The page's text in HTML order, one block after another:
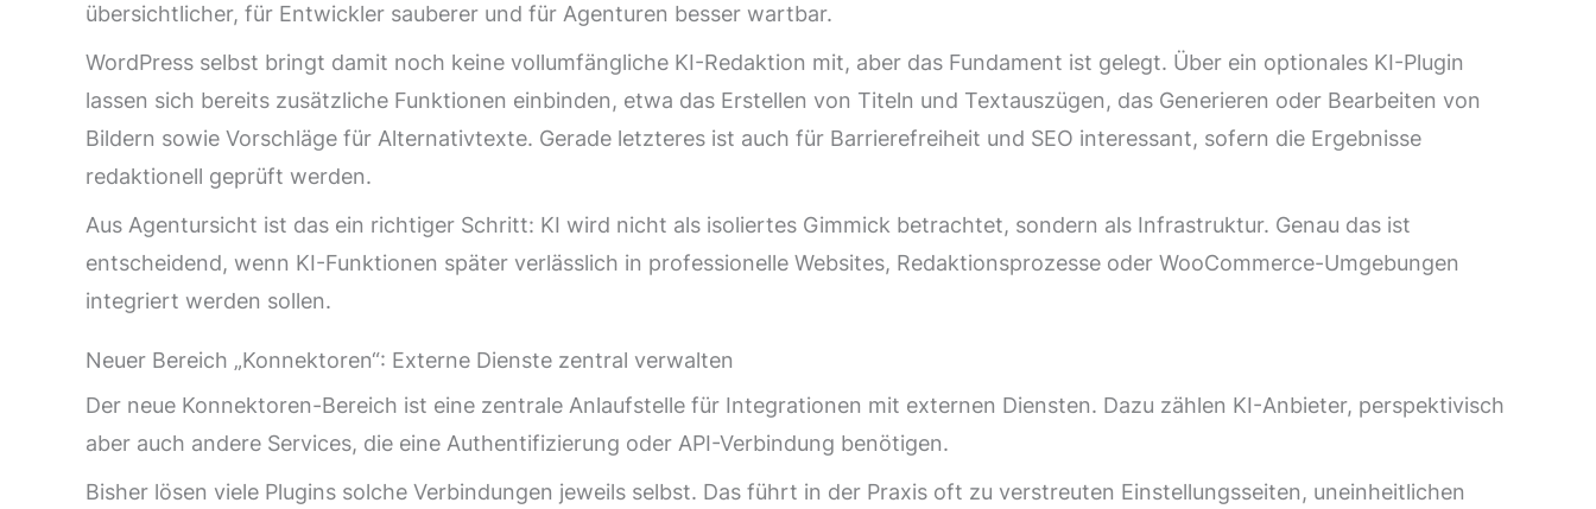
übersichtlicher, für Entwickler sauberer und für Agenturen besser wartbar.
WordPress selbst bringt damit noch keine vollumfängliche KI-Redaktion mit, aber das Fundament ist gelegt. Über ein optionales KI-Plugin
lassen sich bereits zusätzliche Funktionen einbinden, etwa das Erstellen von Titeln und Textauszügen, das Generieren oder Bearbeiten von
Bildern sowie Vorschläge für Alternativtexte. Gerade letzteres ist auch für Barrierefreiheit und SEO interessant, sofern die Ergebnisse
redaktionell geprüft werden.
Aus Agentursicht ist das ein richtiger Schritt: KI wird nicht als isoliertes Gimmick betrachtet, sondern als Infrastruktur. Genau das ist
entscheidend, wenn KI-Funktionen später verlässlich in professionelle Websites, Redaktionsprozesse oder WooCommerce-Umgebungen
integriert werden sollen.
Neuer Bereich „Konnektoren“: Externe Dienste zentral verwalten
Der neue Konnektoren-Bereich ist eine zentrale Anlaufstelle für Integrationen mit externen Diensten. Dazu zählen KI-Anbieter, perspektivisch
aber auch andere Services, die eine Authentifizierung oder API-Verbindung benötigen.
Bisher lösen viele Plugins solche Verbindungen jeweils selbst. Das führt in der Praxis oft zu verstreuten Einstellungsseiten, uneinheitlichen